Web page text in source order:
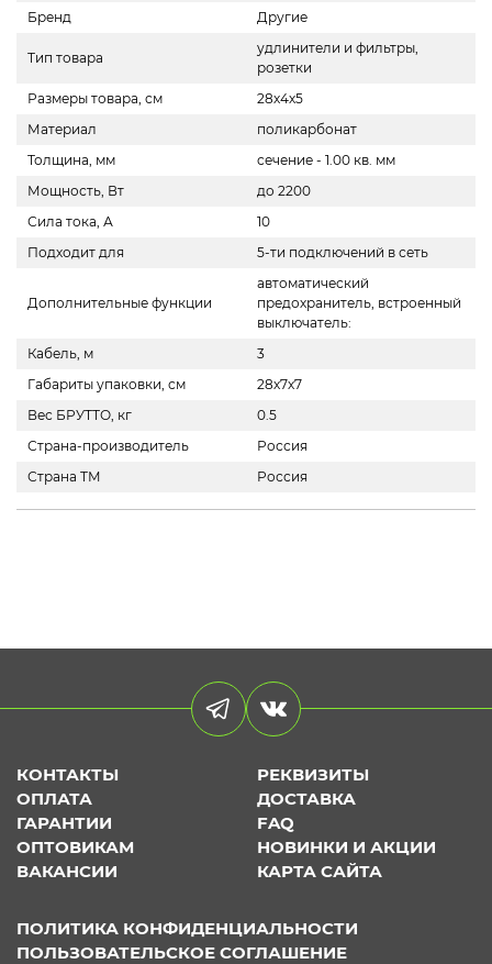
Бренд
Другие
Тип товара
удлинители и фильтры,
розетки
Размеры товара, см
28х4х5
Материал
поликарбонат
Толщина, мм
сечение - 1.00 кв. мм
Мощность, Вт
до 2200
Сила тока, А
10
Подходит для
5-ти подключений в сеть
Дополнительные функции
автоматический
предохранитель, встроенный
выключатель:
Кабель, м
3
Габариты упаковки, см
28х7х7
Вес БРУТТО, кг
0.5
Страна-производитель
Россия
Страна ТМ
Россия
КОНТАКТЫ
РЕКВИЗИТЫ
ОПЛАТА
ДОСТАВКА
ГАРАНТИИ
FAQ
ОПТОВИКАМ
НОВИНКИ И АКЦИИ
ВАКАНСИИ
КАРТА САЙТА
ПОЛИТИКА КОНФИДЕНЦИАЛЬНОСТИ
ПОЛЬЗОВАТЕЛЬСКОЕ СОГЛАШЕНИЕ